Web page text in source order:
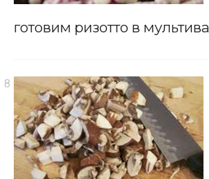
готовим ризотто в